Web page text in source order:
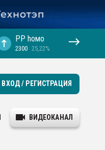
PP hомо
2300 25,22%
ВХОД / РЕГИСТРАЦИЯ
ВИДЕОКАНАЛ